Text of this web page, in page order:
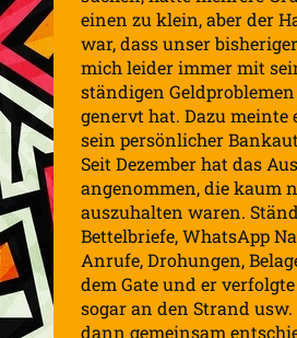
einen zu klein, aber der
war, dass unser
mich leider immer mit
ständigen
genervt hat. Dazu meinte
sein persönlicher
Seit Dezember hat das
angenommen, die kaum
auszuhalten waren.
Bettelbriefe, WhatsApp
Anrufe, Drohungen,
dem Gate und er
sogar an den Strand
dann gemeinsam